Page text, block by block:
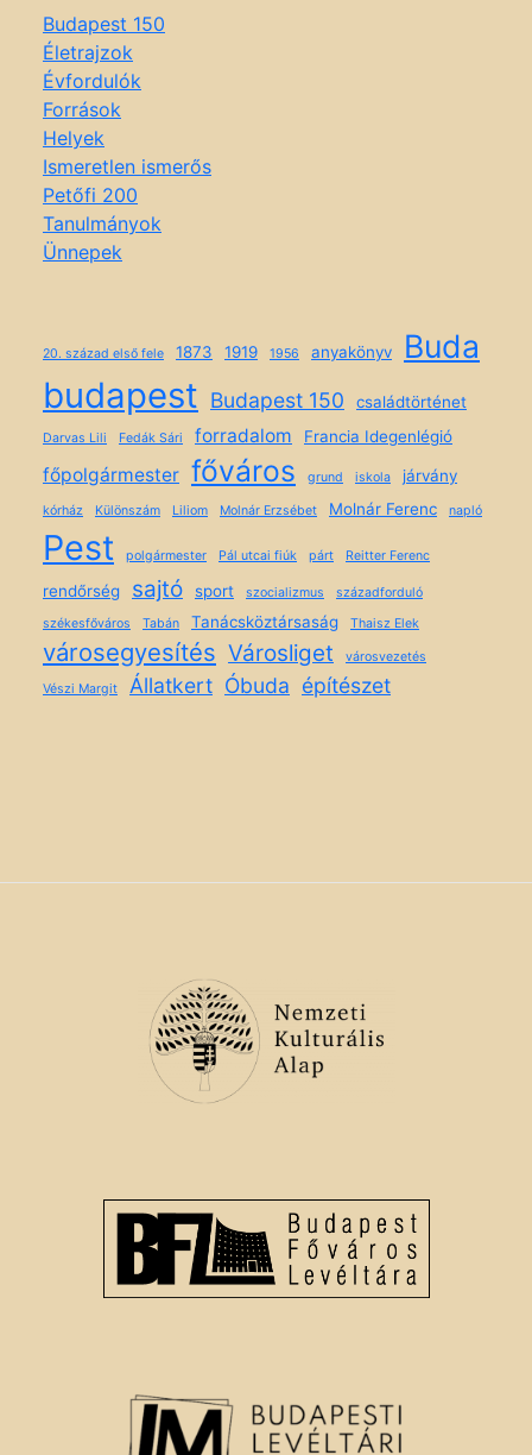
Budapest 150
Életrajzok
Évfordulók
Források
Helyek
Ismeretlen ismerős
Petőfi 200
Tanulmányok
Ünnepek
20. század első fele 1873 1919 1956 anyakönyv Buda
budapest Budapest 150 családtörténet
Darvas Lili Fedák Sári forradalom Francia Idegenlégió
főpolgármester főváros grund iskola járvány
kórház Különszám Liliom Molnár Erzsébet Molnár Ferenc napló
Pest polgármester Pál utcai fiúk párt Reitter Ferenc
rendőrség sajtó sport szocializmus
századforduló
székesfőváros
Tabán Tanácsköztársaság Thaisz Elek
városegyesítés Városliget városvezetés
Vészi Margit Állatkert Óbuda építészet